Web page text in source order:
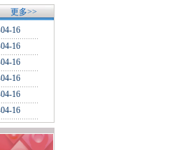
更多>>
16
16
16
16
16
16